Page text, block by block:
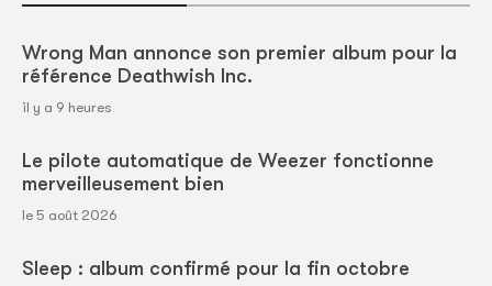
Wrong Man annonce son premier album pour la
référence Deathwish Inc.
il y a 9 heures
Le pilote automatique de Weezer fonctionne
merveilleusement bien
le 5 août 2026
Sleep : album confirmé pour la fin octobre